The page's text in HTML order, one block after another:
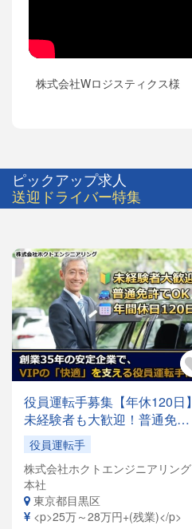
株式会社Wロジスティクス様
ピックアップ求人
送迎ドライバー特集
役員運転手募集【年休120日】
未経験者も大歓迎！普通免許
があれば応募OK✨月収28万円
以上も可能！創業35年の安定
企業で、「快適な空間」を提
供するお仕事です。
役員運転手
株式会社ホクトエンジニアリング
本社
東京都目黒区
<p>25万～28万円+(残業)</p>